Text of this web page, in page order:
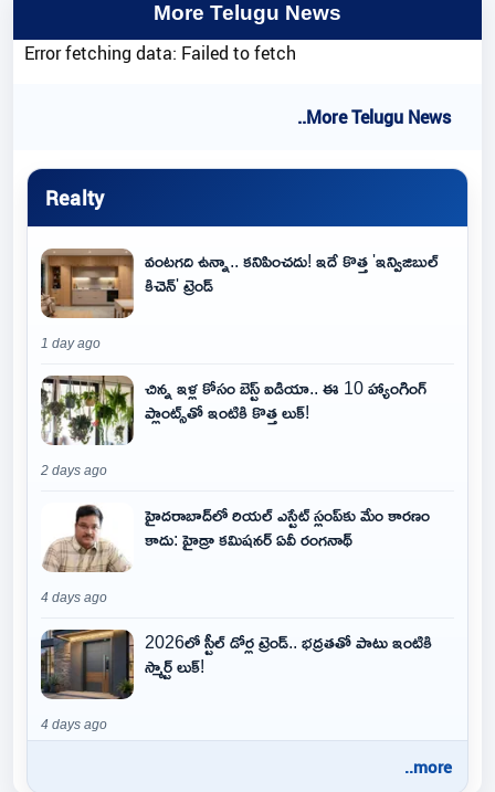
More Telugu News
Error fetching data: Failed to fetch
..More Telugu News
Realty
వంటగది ఉన్నా.. కనిపించదు! ఇదే కొత్త 'ఇన్విజిబుల్
కిచెన్' ట్రెండ్
1 day ago
చిన్న ఇళ్ల కోసం బెస్ట్ ఐడియా.. ఈ 10 హ్యాంగింగ్
ప్లాంట్స్‌తో ఇంటికి కొత్త లుక్!
2 days ago
హైదరాబాద్‌లో రియల్ ఎస్టేట్ స్లంప్‌కు మేం కారణం
కాదు: హైడ్రా కమిషనర్ ఏవీ రంగనాథ్
4 days ago
2026లో స్టీల్ డోర్ల ట్రెండ్.. భద్రతతో పాటు ఇంటికి
స్మార్ట్ లుక్!
4 days ago
..more